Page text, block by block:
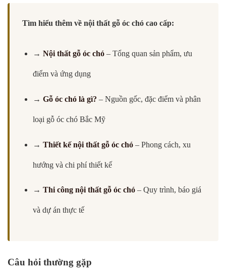
Tìm hiểu thêm về nội thất gỗ óc chó cao cấp:
→ Nội thất gỗ óc chó– Tổng quan sản phẩm, ưu
điểm và ứng dụng
→ Gỗ óc chó là gì? – Nguồn gốc, đặc điểm và phân
loại gỗ óc chó Bắc Mỹ
→ Thiết kế nội thất gỗ óc chó– Phong cách, xu
hướng và chi phí thiết kế
→ Thi công nội thất gỗ óc chó– Quy trình, báo giá
và dự án thực tế
Câu hỏi thường gặp